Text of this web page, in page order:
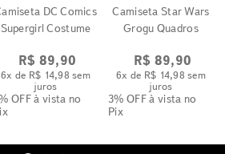
DC Comics
Supergirl Costume
R$ 89,90
6x de R$ 14,98 sem
juros
OFFà vista no
Camiseta Star Wars
Grogu Quadros
R$ 89,90
6x de R$ 14,98 sem
juros
3% OFFà vista no
Pix